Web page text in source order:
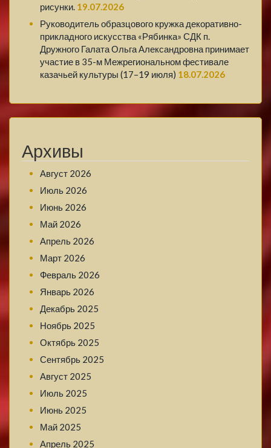
рисунки. 19.07.2026
Руководитель образцового кружка декоративно-
прикладного искусства «Рябинка» СДК п.
Дружного Галата Ольга Александровна принимает
участие в 35-м Межрегиональном фестивале
казачьей культуры (17–19 июля) 18.07.2026
Архивы
Август 2026
Июль 2026
Июнь 2026
Май 2026
Апрель 2026
Март 2026
Февраль 2026
Январь 2026
Декабрь 2025
Ноябрь 2025
Октябрь 2025
Сентябрь 2025
Август 2025
Июль 2025
Июнь 2025
Май 2025
Апрель 2025